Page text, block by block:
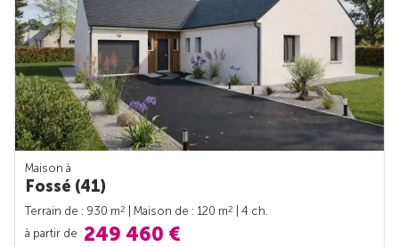
Maison à
Fossé (41)
Terrain de : 930 m2 | Maison de : 120 m2
| 4 ch.
à partir de 249 460 €